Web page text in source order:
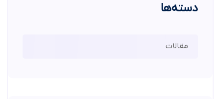
دسته‌ها
مقالات